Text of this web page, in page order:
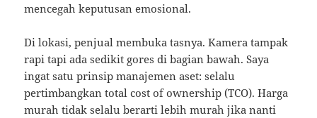
mencegah keputusan emosional.
Di lokasi, penjual membuka tasnya. Kamera tampak
rapi tapi ada sedikit gores di bagian bawah. Saya
ingat satu prinsip manajemen aset: selalu
pertimbangkan total cost of ownership (TCO). Harga
murah tidak selalu berarti lebih murah jika nanti